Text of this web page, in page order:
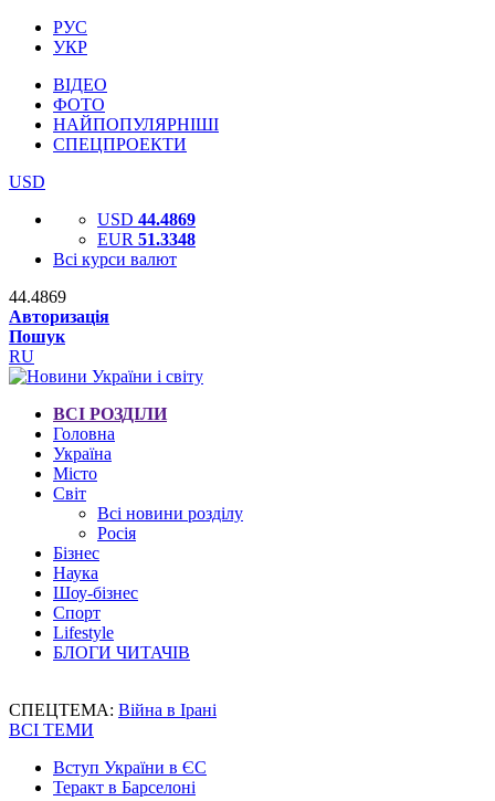
РУС
УКР
ВІДЕО
ФОТО
НАЙПОПУЛЯРНІШІ
СПЕЦПРОЕКТИ
USD
USD 44.4869
EUR 51.3348
Всі курси валют
44.4869
Авторизація
Пошук
RU
ВСІ РОЗДІЛИ
Головна
Україна
Місто
Світ
Всі новини розділу
Росія
Бізнес
Наука
Шоу-бізнес
Спорт
Lifestyle
БЛОГИ ЧИТАЧІВ
СПЕЦТЕМА: Війна в Ірані
ВСІ ТЕМИ
Вступ України в ЄС
Теракт в Барселоні